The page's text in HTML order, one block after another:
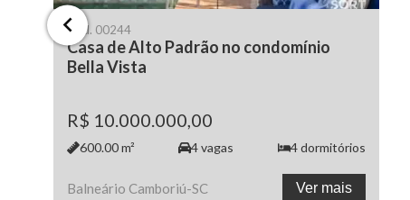
Cód. 00244
Casa de Alto Padrão no condomínio
Bella Vista
R$ 10.000.000,00
600.00m² 4vagas 4dormitórios
Balneário Camboriú-SC Ver mais